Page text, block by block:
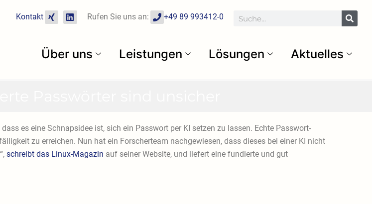
Kontakt
X
i
L
i
d
Rufen Sie uns an:
P
h
+49 89 993412-0 Suche
Über uns Leistungen Lösungen Aktuelles
es eine Schnapsidee ist, sich ein Passwort per KI setzen zu lassen. Echte Passwort-
zu erreichen. Nun hat ein Forscherteam nachgewiesen, dass dieses bei einer KI nicht
schreibt das Linux-Magazin auf seiner Website, und liefert eine fundierte und gut